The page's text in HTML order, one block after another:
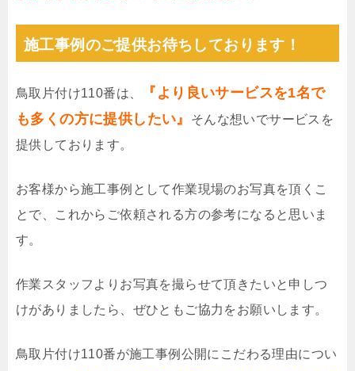
施工事例のご提供お待ちしております！
鳥取片付け110番は、
『より良いサービスを1名で
も多くの方に提供したい』
そんな想いでサービスを
提供しております。
お客様から施工事例として作業現場のお写真を頂くこ
とで、これからご依頼される方の参考になると思いま
す。
作業スタッフよりお写真を撮らせて頂きたいと申しつ
けがありましたら、ぜひともご協力をお願いします。
鳥取片付け110番が施工事例公開にこだわる理由につい